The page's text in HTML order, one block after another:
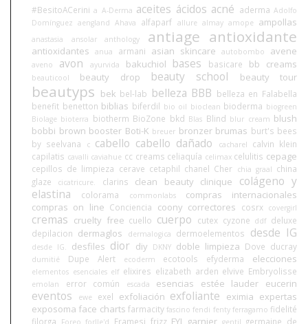
#BesitoACerini a A-Derma aceites ácidos acné aderma Adolfo
Domínguez aengland Ahava alfaparf allure almay amope ampollas
anastasia ansolar anthology antiage antioxidante
antioxidantes anua armani asian skincare autobombo avene
aveno avon ayurvida bakuchiol bases basicare bb creams
beauticool beauty drop beauty school beauty tour
beautyps bek bel-lab belleza BBB belleza en Falabella
benefit benetton biblias biferdil bio oil bioclean bioderma biogreen
Biolage bioterra biotherm BioZone bkd Blas Blind blur cream blush
bobbi brown booster Boti-K breuer bronzer brumas burt's bees
by seelvana
c cabello cabello dañado cacharel
calvin klein
capilatis cavalli caviahue cc creams celiaquía celimax celulitis cepage
cepillos de limpieza cerave cetaphil chanel Cher chia graal china
glaze
cicatricure. clarins clean beauty clinique
colágeno y
elastina
colorama commonlabs
compras internacionales
compras on line Conciencia coony correctores cosrx covergirl
cremas cruelty free cuello cuerpo cutex cyzone ddf deluxe
depilacion dermaglos dermalogica dermoelementos desde IG
desde IG. desfiles dior diy DKNY doble limpieza Dove ducray
dumitié Dupe Alert ecoderm ecotools efyderma elecciones
elementos esenciales elf elixires elizabeth arden elvive Embryolisse
emolan error común escada esencias estée lauder eucerin
eventos ewe exel exfoliación exfoliante eximia expertas
exposoma face charts farmacity fascino fendi fenty ferragamo fidelité
filorga
Foreo forlle'd Framesi frizz FYI garnier gentil germaine de